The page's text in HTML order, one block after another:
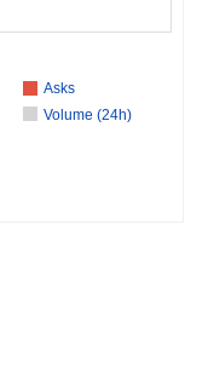
Asks
Volume (24h)